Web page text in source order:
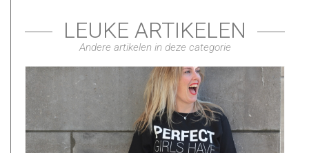
LEUKE ARTIKELEN
Andere artikelen in deze categorie